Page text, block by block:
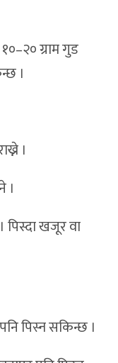
ग्राम गुड
।
।
।
पिस्दा खजूर वा
पिस्न सकिन्छ ।